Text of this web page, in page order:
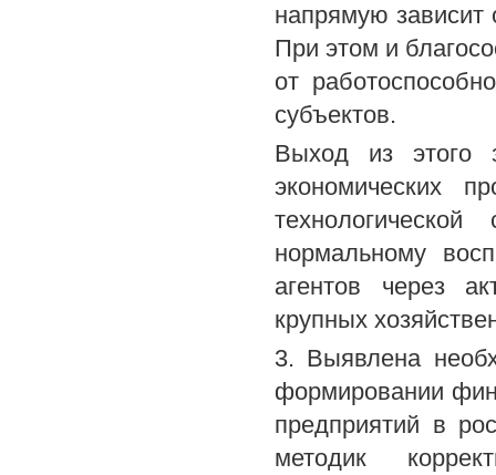
напрямую зависит
При этом и
от
субъектов.
Выход из этого
экономических
нормальному
агентов через
крупных
3. Выявлена
формировании
предприятий в
методик